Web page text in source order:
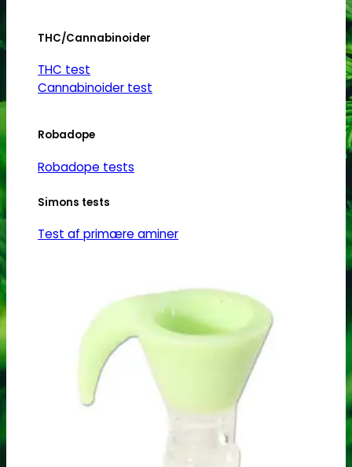
THC/Cannabinoider
THC test
Cannabinoider test
Robadope
Robadope tests
Simons tests
Test af primære aminer
Multi urin test - 3 stoffer
Multi urin test - 10 stoffer
THC urin test - 25ng/ml
THC urin test - 50ng/ml